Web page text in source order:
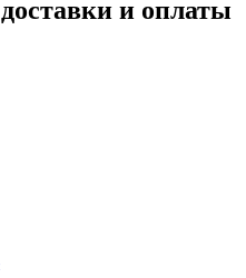
доставки и оплаты